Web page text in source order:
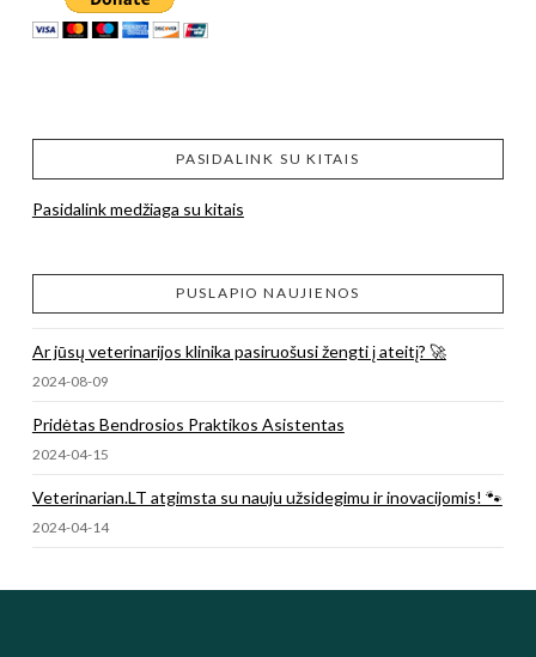
PASIDALINK SU KITAIS
Pasidalink medžiaga su kitais
PUSLAPIO NAUJIENOS
Ar jūsų veterinarijos klinika pasiruošusi žengti į ateitį? 🚀
2024-08-09
Pridėtas Bendrosios Praktikos Asistentas
2024-04-15
Veterinarian.LT atgimsta su nauju užsidegimu ir inovacijomis! 🐾
2024-04-14